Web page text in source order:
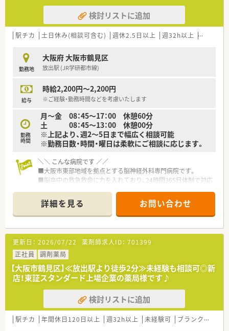
【職場環境と雰囲気】
■休憩中はお茶やコーヒー、お菓子が食べ放題となっており、ス
タッフ同士で和気あいあいと談笑できる温かい雰囲気がござい
ます。
としており、現場ではぶっちゃけトークも飛び出すほど気さくで
す。
■店舗は縦長の造りでアットホームなサイズ感であり、最新の調
す。
検討リストに追加
駅チカ 土日休み(相談可含む) 週休2.5日以上 週32h以上 未経験可
勤務地
大阪府 大阪市鶴見区
放出駅 (JR学研都市線)
給与
時給2,200円～2,200円
※ご経験・勤務時間などを考慮いたします
勤務
時間
月～金 08：45～17：00 休憩60分
土 08：45～13：00 休憩00分
※上記より、週2～5日まで幅広く相談可能
※勤務日数・時間・曜日は柔軟にご相談に応じます。
＼＼ こんな病院です ／／
■大阪市東部地域を拠点とする脳神経外科専門病院です。
■脳卒中の救急救命に力を入れており、24時間365日体制で対応
■開頭手術と脳血管内治療（IVR）の両方に精通した専門医が複数
在籍しており、患者さんにとって最適な治療法を選択できること
は大きな強みです。
■大阪では5つの医療機関でしかできないガンマナイフ治療も行
っています。
■最新設備を整えており高度な医療を提供している他、リハビリ
テーションにも力を入れており、医師・看護師・放射線技師・リハ
ビリ技師など多職種が連携し、患者さんの社会復帰をサポートす
るチーム医療を実践しています。
■総病床数80床で、SCU（脳卒中ケアユニット）も12床ございま
す。
■外来処方箋は100％院外となっているため、集中して入院患者
様に対応していただける環境です。
詳細を見る お問い合わせ
更新日： 2026/07/22 薬剤師求人ID： 701399
正社員
調剤薬局
【大阪市鶴見区】≪放出駅より徒歩2分≫未経験も相談可◎新
店！東証スタンダード上場企業の薬局様です♪
検討リストに追加
駅チカ 年間休日120日以上 週32h以上 未経験可 ブランク可